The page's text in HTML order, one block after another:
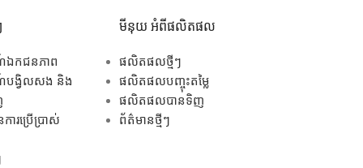
ឯកជនភាព
បង្វិលសង និង
ារប្រើប្រាស់
មីនុយ អំពីផលិតផល
ផលិតផលថ្មីៗ
ផលិតផលបញ្ចុះតម្លៃ
ផលិតផលបានទិញ
ព័ត៌មានថ្មីៗ